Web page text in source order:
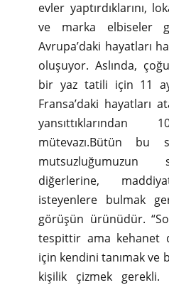
evler yaptırdıklarını,
ve marka elbiseler
Avrupa’daki hayatları
oluşuyor. Aslında,
bir yaz tatili için 11
Fransa’daki hayatları
mütevazı.Bütün bu
mutsuzluğumuzun
diğerlerine,
isteyenlere bulmak
görüşün ürünüdür.
tespittir ama kehanet
için kendini tanımak ve
kişilik çizmek gerekli.